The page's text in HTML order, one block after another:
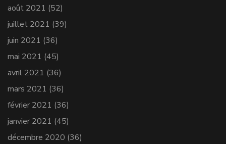
août 2021 (52)
juillet 2021 (39)
juin 2021 (36)
mai 2021 (45)
avril 2021 (36)
mars 2021 (36)
février 2021 (36)
janvier 2021 (45)
décembre 2020 (36)